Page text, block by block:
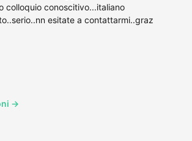
colloquio conoscitivo...italiano
esitate a contattarmi..graz
→